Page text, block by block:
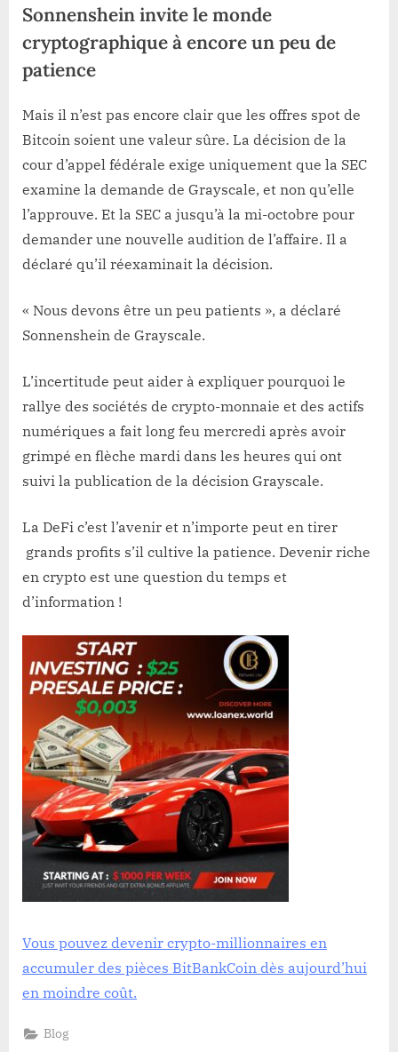
Sonnenshein invite le monde
cryptographique à encore un peu de
patience
Mais il n’est pas encore clair que les offres spot de
Bitcoin soient une valeur sûre. La décision de la
cour d’appel fédérale exige uniquement que la SEC
examine la demande de Grayscale, et non qu’elle
l’approuve. Et la SEC a jusqu’à la mi-octobre pour
demander une nouvelle audition de l’affaire. Il a
déclaré qu’il réexaminait la décision.
« Nous devons être un peu patients », a déclaré
Sonnenshein de Grayscale.
L’incertitude peut aider à expliquer pourquoi le
rallye des sociétés de crypto-monnaie et des actifs
numériques a fait long feu mercredi après avoir
grimpé en flèche mardi dans les heures qui ont
suivi la publication de la décision Grayscale.
La DeFi c’est l’avenir et n’importe peut en tirer
grands profits s’il cultive la patience. Devenir riche
en crypto est une question du temps et
d’information !
Vous pouvez devenir crypto-millionnaires en
accumuler des pièces BitBankCoin dès aujourd’hui
en moindre coût.
Blog